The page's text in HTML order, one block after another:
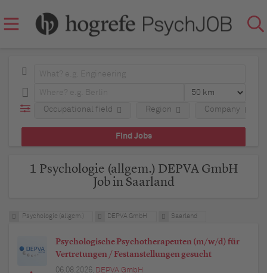
Occupational field Region Company
1 Psychologie (allgem.) DEPVA GmbH
Job in Saarland
Psychologie (allgem.) DEPVA GmbH Saarland
Psychologische Psychotherapeuten (m/w/d) für
Vertretungen / Festanstellungen gesucht
06.08.2026, DEPVA GmbH